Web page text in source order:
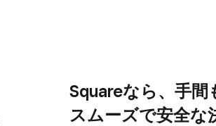
Squareなら、​手
スムーズで​安全な​